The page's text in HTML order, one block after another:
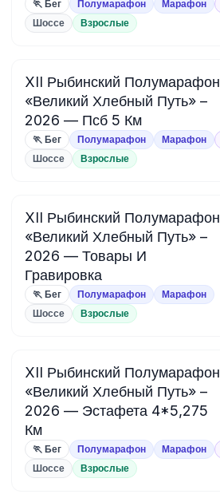
🏃 Бег Полумарафон Марафон
Шоссе Взрослые
XII Рыбинский Полумарафон
«Великий Хлебный Путь» –
2026 — Псб 5 Км
🏃 Бег Полумарафон Марафон
Шоссе Взрослые
XII Рыбинский Полумарафон
«Великий Хлебный Путь» –
2026 — Товары И
Гравировка
🏃 Бег Полумарафон Марафон
Шоссе Взрослые
XII Рыбинский Полумарафон
«Великий Хлебный Путь» –
2026 — Эстафета 4*5,275
Км
🏃 Бег Полумарафон Марафон
Шоссе Взрослые